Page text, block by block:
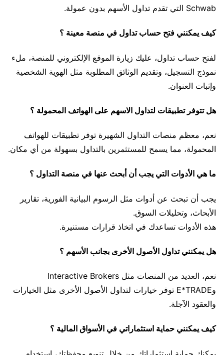
Schwab التي تقدم تداول الأسهم بدون عمولة.
كيف يمكنني فتح حساب تداول في منصة معينة ؟
لفتح حساب تداول، عليك زيارة الموقع الإلكتروني للمنصة، ملء
نموذج التسجيل، وتقديم الوثائق المطلوبة مثل الهوية الشخصية
وإثبات العنوان.
هل تتوفر تطبيقات لتداول الاسهم على الهواتف المحمولة ؟
نعم، معظم منصات التداول الشهيرة توفر تطبيقات للهواتف
المحمولة، مما يسمح للمستثمرين بالتداول بسهولة من أي مكان.
ما هي الأدوات التي يجب أن أبحث عنها في منصة التداول ؟
يجب أن تبحث عن أدوات مثل الرسوم البيانية الفورية، تقارير
الأبحاث، وتحليلات السوق.
هذه الأدوات تساعدك في اتخاذ قرارات مستنيرة.
هل يمكنني تداول الأصول الأخرى بجانب الأسهم ؟
نعم، العديد من المنصات مثل Interactive Brokers
وE*TRADE توفر خيارات لتداول الأصول الأخرى مثل الخيارات
والعقود الآجلة.
كيف يمكنني حماية استثماراتي في الأسواق المالية ؟